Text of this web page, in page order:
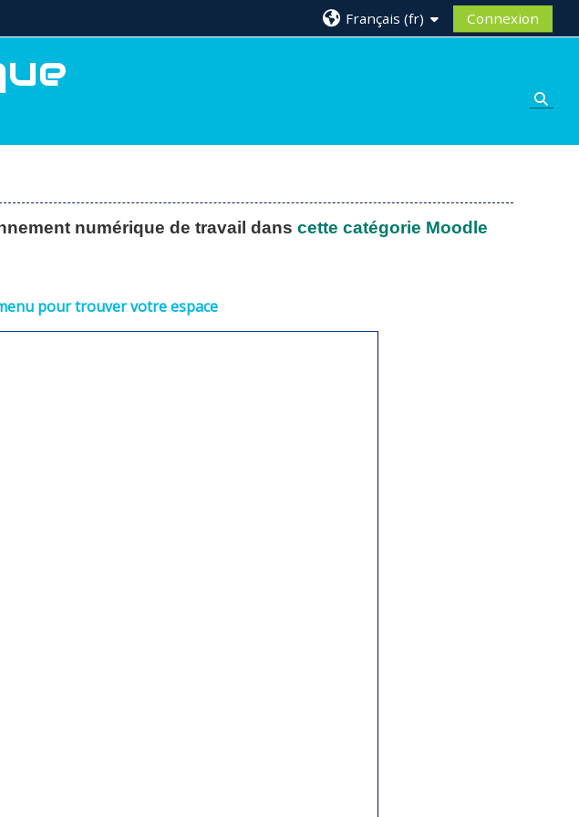
Français ‎(fr)‎ Connexion
numérique de travail dans cette catégorie Moodle
pour trouver votre espace